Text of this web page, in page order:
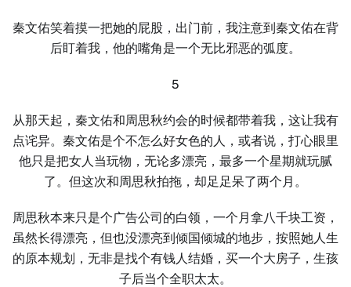
秦文佑笑着摸一把她的屁股，出门前，我注意到秦文佑在背
后盯着我，他的嘴角是一个无比邪恶的弧度。
5
从那天起，秦文佑和周思秋约会的时候都带着我，这让我有
点诧异。秦文佑是个不怎么好女色的人，或者说，打心眼里
他只是把女人当玩物，无论多漂亮，最多一个星期就玩腻
了。但这次和周思秋拍拖，却足足呆了两个月。
周思秋本来只是个广告公司的白领，一个月拿八千块工资，
虽然长得漂亮，但也没漂亮到倾国倾城的地步，按照她人生
的原本规划，无非是找个有钱人结婚，买一个大房子，生孩
子后当个全职太太。